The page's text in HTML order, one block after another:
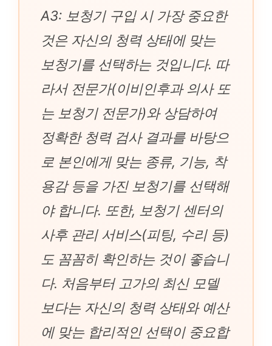
A3: 보청기 구입 시 가장 중요한
것은 자신의 청력 상태에 맞는
보청기를 선택하는 것입니다. 따
라서 전문가(이비인후과 의사 또
는 보청기 전문가)와 상담하여
정확한 청력 검사 결과를 바탕으
로 본인에게 맞는 종류, 기능, 착
용감 등을 가진 보청기를 선택해
야 합니다. 또한, 보청기 센터의
사후 관리 서비스(피팅, 수리 등)
도 꼼꼼히 확인하는 것이 좋습니
다. 처음부터 고가의 최신 모델
보다는 자신의 청력 상태와 예산
에 맞는 합리적인 선택이 중요합